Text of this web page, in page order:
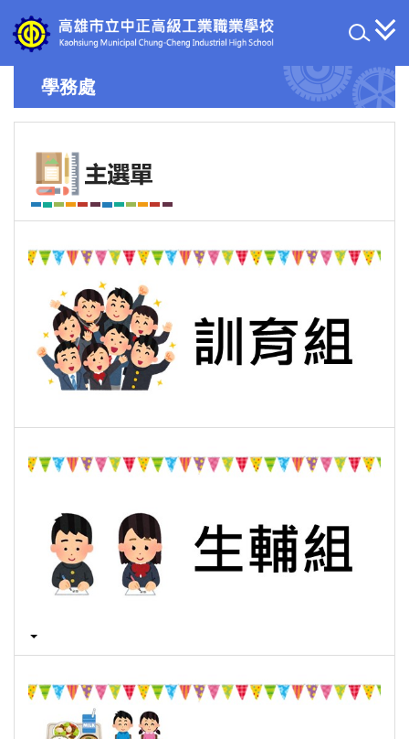
到
主
學務處